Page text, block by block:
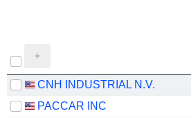
CNH INDUSTRIAL N.V.
PACCAR INC